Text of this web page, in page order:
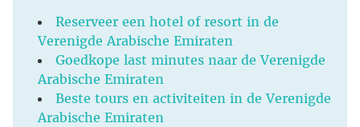
Reserveer een hotel of resort in de
Verenigde Arabische Emiraten
Goedkope last minutes naar de Verenigde
Arabische Emiraten
Beste tours en activiteiten in de Verenigde
Arabische Emiraten